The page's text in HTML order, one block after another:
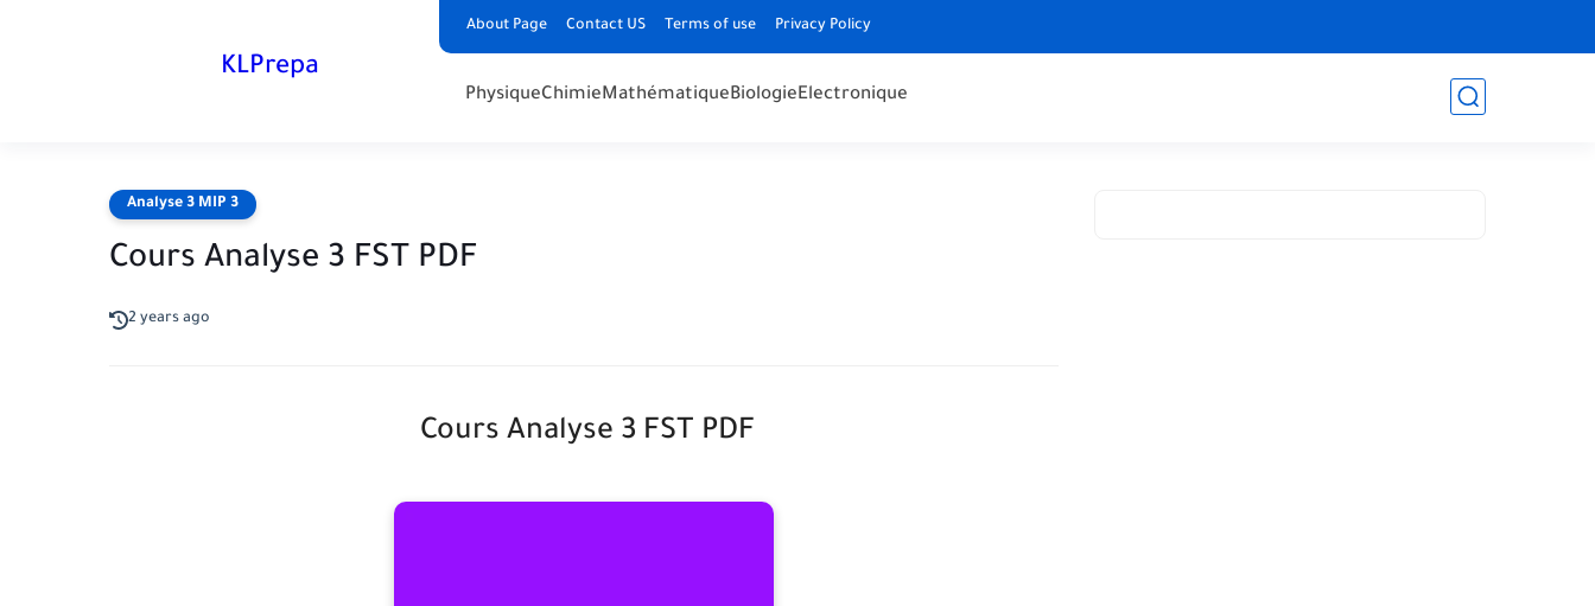
About Page Contact US Terms of use Privacy Policy
KLPrepa
PhysiqueChimieMathématiqueBiologieElectronique
Analyse 3 MIP 3
Cours Analyse 3 FST PDF
2 years ago
Cours Analyse 3 FST PDF